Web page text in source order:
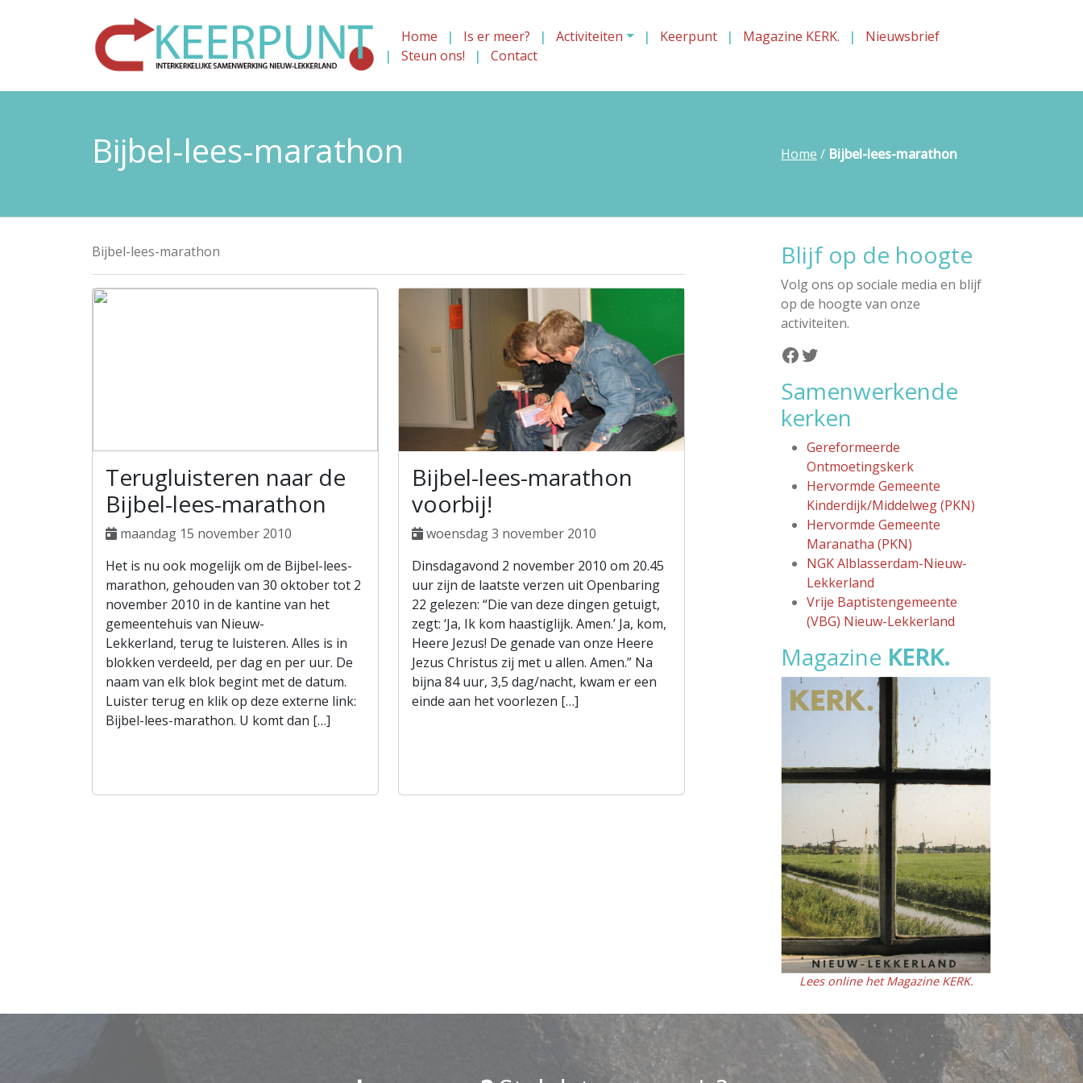
Home Is er meer? Activiteiten Keerpunt Magazine KERK.
Nieuwsbrief
Steun ons!
Contact
Bijbel-lees-marathon Home / Bijbel-lees-marathon
Bijbel-lees-marathon
Terugluisteren naar de
Bijbel-lees-marathon
maandag 15 november 2010
Het is nu ook mogelijk om de Bijbel-lees-
marathon, gehouden van 30 oktober tot 2
november 2010 in de kantine van het
gemeentehuis van Nieuw-
Lekkerland, terug te luisteren. Alles is in
blokken verdeeld, per dag en per uur. De
naam van elk blok begint met de datum.
Luister terug en klik op deze externe link:
Bijbel-lees-marathon. U komt dan […]
Bijbel-lees-marathon
voorbij!
woensdag 3 november 2010
Dinsdagavond 2 november 2010 om 20.45
uur zijn de laatste verzen uit Openbaring
22 gelezen: “Die van deze dingen getuigt,
zegt: ‘Ja, Ik kom haastiglijk. Amen.’ Ja, kom,
Heere Jezus! De genade van onze Heere
Jezus Christus zij met u allen. Amen.” Na
bijna 84 uur, 3,5 dag/nacht, kwam er een
einde aan het voorlezen […]
Blijf op de hoogte
Volg ons op sociale media en blijf
op de hoogte van onze
activiteiten.
Facebook
Twitter
Samenwerkende
kerken
Gereformeerde
Ontmoetingskerk
Hervormde Gemeente
Kinderdijk/Middelweg (PKN)
Hervormde Gemeente
Maranatha (PKN)
NGK Alblasserdam-Nieuw-
Lekkerland
Vrije Baptistengemeente
(VBG) Nieuw-Lekkerland
Magazine KERK.
Lees online het Magazine KERK.